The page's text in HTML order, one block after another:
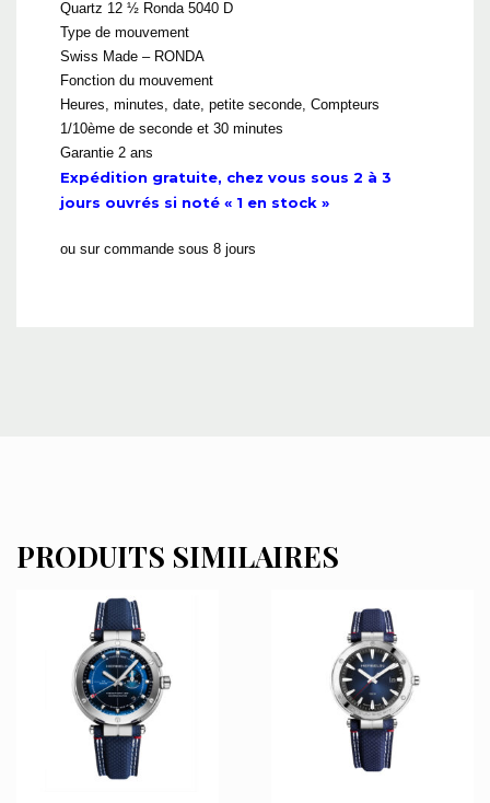
Quartz 12 ½ Ronda 5040 D
Type de mouvement
Swiss Made – RONDA
Fonction du mouvement
Heures, minutes, date, petite seconde, Compteurs
1/10ème de seconde et 30 minutes
Garantie 2 ans
Expédition gratuite, chez vous sous 2 à 3
jours ouvrés si noté « 1 en stock »
ou sur commande sous 8 jours
PRODUITS SIMILAIRES